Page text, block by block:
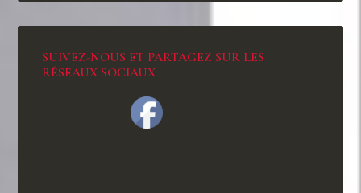
SUIVEZ-NOUS ET PARTAGEZ SUR LES
RÉSEAUX SOCIAUX